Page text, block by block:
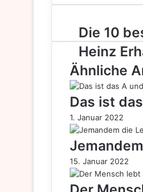
Die
10
besten
Zitate
von
Heinz
Erhardt
Die 10
Heinz
Ähnliche
Das ist
1. Januar 2022
15. Januar 2022